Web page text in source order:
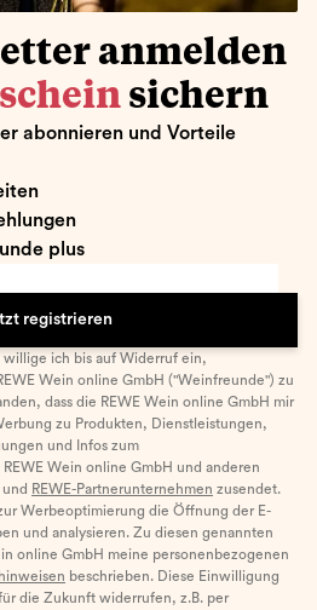
anmelden
sichern
abonnieren und Vorteile
plus
registrieren
ich bis auf Widerruf ein,
Wein online GmbH ("Weinfreunde") zu
dass die REWE Wein online GmbH mir
zu Produkten, Dienstleistungen,
und Infos zum
Wein online GmbH und anderen
und REWE-Partnerunternehmen zusendet.
Werbeoptimierung die Öffnung der E-
und analysieren. Zu diesen genannten
online GmbH meine personenbezogenen
beschrieben. Diese Einwilligung
die Zukunft widerrufen, z.B. per